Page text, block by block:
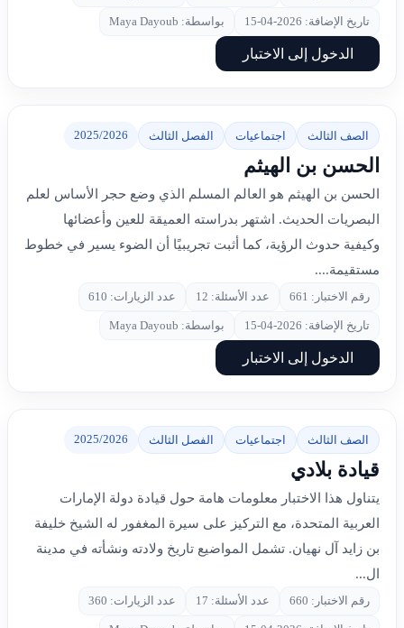
تاريخ الإضافة: 2026-04-15 بواسطة: Maya Dayoub
الدخول إلى الاختبار
الصف الثالث اجتماعيات الفصل الثالث 2025/2026
الحسن بن الهيثم
الحسن بن الهيثم هو العالم المسلم الذي وضع حجر الأساس لعلم
البصريات الحديث. اشتهر بدراسته العميقة للعين وأعضائها
وكيفية حدوث الرؤية، كما أثبت تجريبيًا أن الضوء يسير في خطوط
مستقيمة....
رقم الاختبار: 661 عدد الأسئلة: 12 عدد الزيارات: 610
تاريخ الإضافة: 2026-04-15 بواسطة: Maya Dayoub
الدخول إلى الاختبار
الصف الثالث اجتماعيات الفصل الثالث 2025/2026
قيادة بلادي
يتناول هذا الاختبار معلومات هامة حول قيادة دولة الإمارات
العربية المتحدة، مع التركيز على سيرة المغفور له الشيخ خليفة
بن زايد آل نهيان. تشمل المواضيع تاريخ ولادته ونشأته في مدينة
ال...
رقم الاختبار: 660 عدد الأسئلة: 17 عدد الزيارات: 360